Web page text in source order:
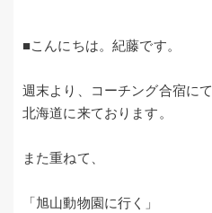
■こんにちは。紀藤です。
週末より、コーチング合宿にて
北海道に来ております。
また重ねて、
「旭山動物園に行く」